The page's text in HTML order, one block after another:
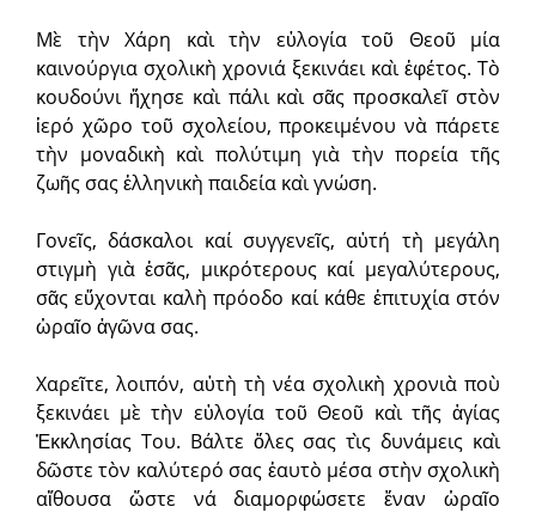
Μὲ τὴν Χάρη καὶ τὴν εὐλογία τοῦ Θεοῦ μία
καινούργια σχολικὴ χρονιά ξεκινάει καὶ ἐφέτος. Τὸ
κουδούνι ἤχησε καὶ πάλι καὶ σᾶς προσκαλεῖ στὸν
ἱερό χῶρο τοῦ σχολείου, προκειμένου νὰ πάρετε
τὴν μοναδικὴ καὶ πολύτιμη γιὰ τὴν πορεία τῆς
ζωῆς σας ἑλληνικὴ παιδεία καὶ γνώση.
Γονεῖς, δάσκαλοι καί συγγενεῖς, αὐτή τὴ μεγάλη
στιγμὴ γιὰ ἐσᾶς, μικρότερους καί μεγαλύτερους,
σᾶς εὔχονται καλὴ πρόοδο καί κάθε ἐπιτυχία στόν
ὡραῖο ἀγῶνα σας.
Χαρεῖτε, λοιπόν, αὐτὴ τὴ νέα σχολικὴ χρονιὰ ποὺ
ξεκινάει μὲ τὴν εὐλογία τοῦ Θεοῦ καὶ τῆς ἁγίας
Ἐκκλησίας Του. Βάλτε ὅλες σας τὶς δυνάμεις καὶ
δῶστε τὸν καλύτερό σας ἑαυτὸ μέσα στὴν σχολικὴ
αἴθουσα ὥστε νά διαμορφώσετε ἕναν ὡραῖο